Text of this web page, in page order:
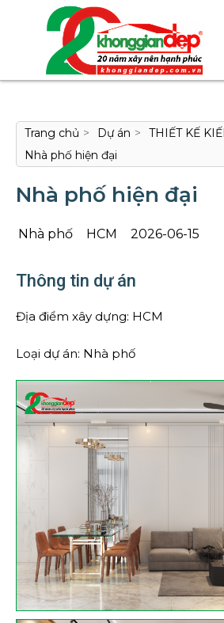
Trang chủ > Dự án > THIẾT KẾ
Nhà phố hiện đại
Nhà phố hiện đại
Nhà phố HCM 2026-06-15
Thông tin dự án
Địa điểm xây dựng: HCM
Loại dự án: Nhà phố